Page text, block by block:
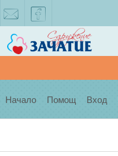
facebook
Начало Помощ Вход